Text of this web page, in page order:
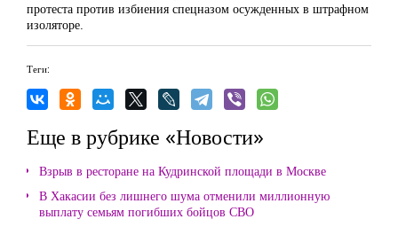
протеста против избиения спецназом осужденных в штрафном
изоляторе.
Теги:
Еще в рубрике «Новости»
Взрыв в ресторане на Кудринской площади в Москве
В Хакасии без лишнего шума отменили миллионную
выплату семьям погибших бойцов СВО